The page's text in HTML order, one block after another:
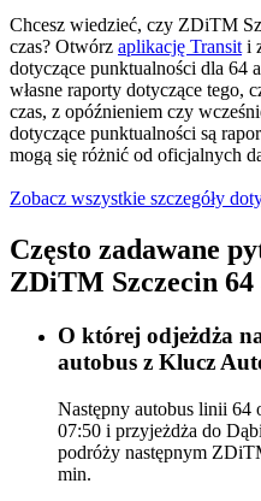
Chcesz wiedzieć, czy ZDiTM
czas? Otwórz aplikację Transit i
dotyczące punktualności dla 64
własne raporty dotyczące tego,
czas, z opóźnieniem czy
dotyczące punktualności są
mogą się różnić od oficjalnych
Zobacz wszystkie szczegóły
Często zadawane
ZDiTM Szczecin 64
O której odjeżdża
autobus z Klucz
Następny autobus linii 64
07:50 i przyjeżdża do
podróży następnym
min.